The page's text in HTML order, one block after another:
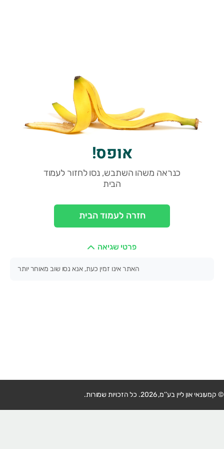
אופס!
כנראה משהו השתבש, נסו לחזור לעמוד
הבית
חזרה לעמוד הבית
פרטי שגיאה
האתר אינו זמין כעת, אנא נסו שוב מאוחר יותר
© קמעונאי און ליין בע’’מ, 2026. כל הזכויות שמורות.